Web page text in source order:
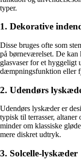
typer.
1. Dekorative
Disse bruges ofte som
på børneværelset. De
glasvaser for et hyggeligt
dæmpningsfunktion eller
2. Udendørs
Udendørs lyskæder er
typisk til terrasser,
minder om klassiske
mere diskret udtryk.
3. Solcelle-lyskæder